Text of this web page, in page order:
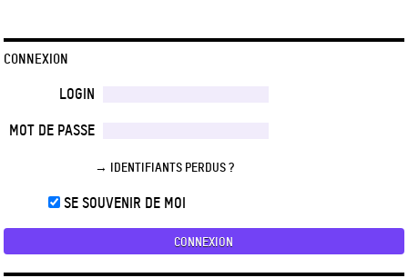
CONNEXION
LOGIN
MOT DE PASSE
→ IDENTIFIANTS PERDUS ?
SE SOUVENIR DE MOI